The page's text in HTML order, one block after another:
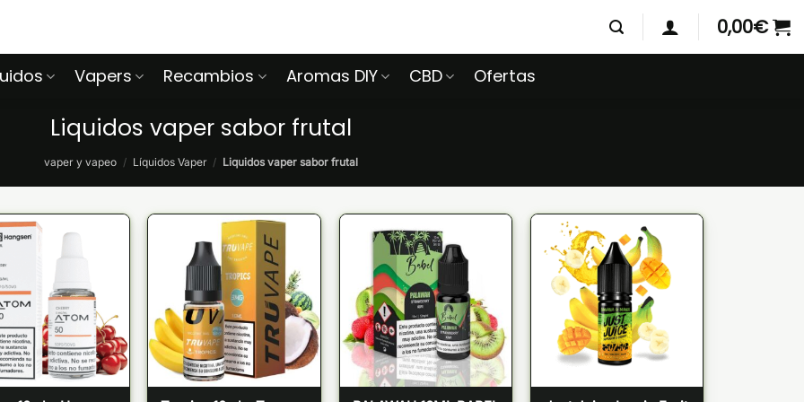
0,00€
Vapers Recambios Aromas DIY CBD Ofertas
Liquidos vaper sabor frutal
vaper y vapeo / Líquidos Vaper / Liquidos vaper sabor frutal